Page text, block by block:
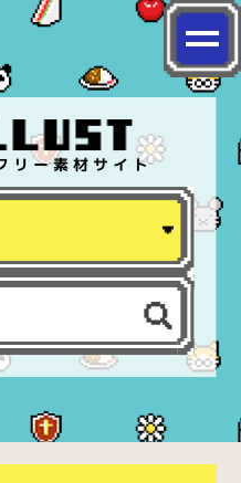
リー素材サイト